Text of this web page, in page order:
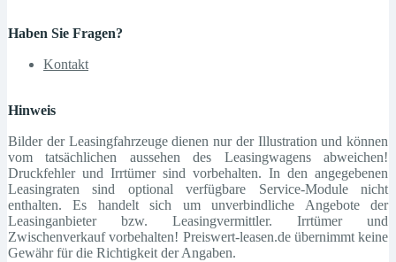
Haben Sie Fragen?
Kontakt
Hinweis
Bilder der Leasingfahrzeuge dienen nur der Illustration und können
vom tatsächlichen aussehen des Leasingwagens abweichen!
Druckfehler und Irrtümer sind vorbehalten. In den angegebenen
Leasingraten sind optional verfügbare Service-Module nicht
enthalten. Es handelt sich um unverbindliche Angebote der
Leasinganbieter bzw. Leasingvermittler. Irrtümer und
Zwischenverkauf vorbehalten! Preiswert-leasen.de übernimmt keine
Gewähr für die Richtigkeit der Angaben.